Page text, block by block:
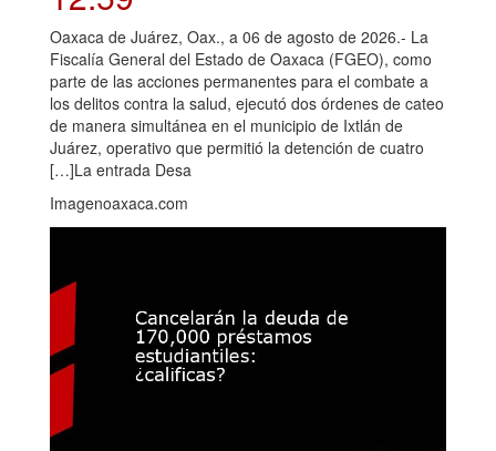
Oaxaca de Juárez, Oax., a 06 de agosto de 2026.- La
Fiscalía General del Estado de Oaxaca (FGEO), como
parte de las acciones permanentes para el combate a
los delitos contra la salud, ejecutó dos órdenes de cateo
de manera simultánea en el municipio de Ixtlán de
Juárez, operativo que permitió la detención de cuatro
[…]La entrada Desa
Imagenoaxaca.com